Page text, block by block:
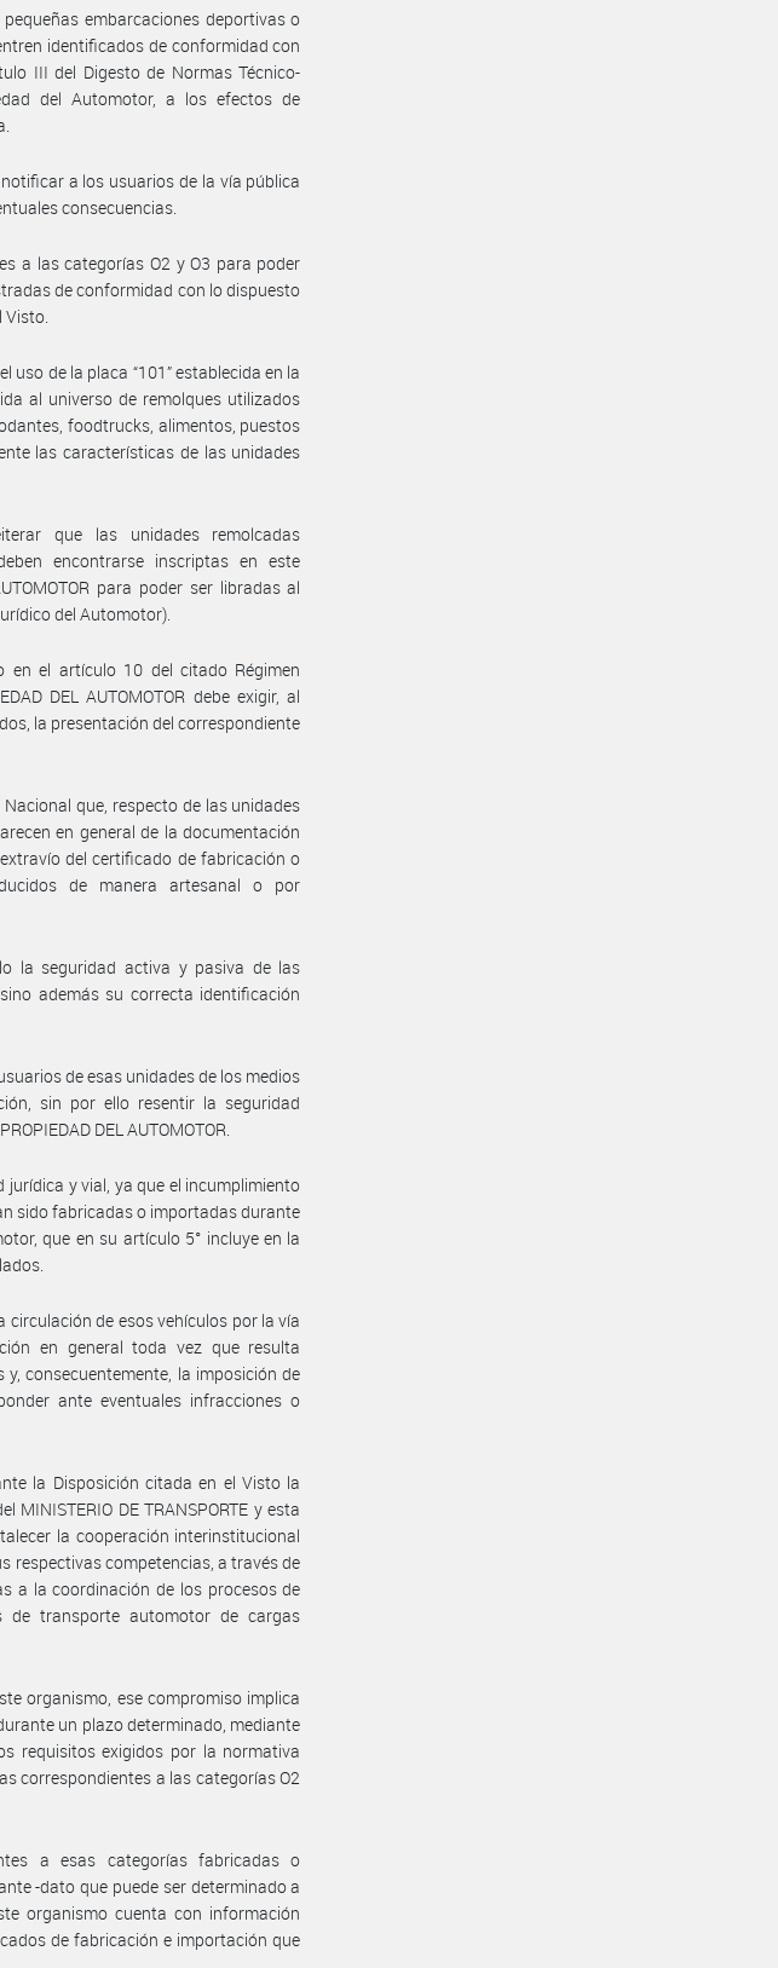
embarcaciones deportivas o
identificados de conformidad con
III del Digesto de Normas Técnico-
del Automotor, a los efectos de
a los usuarios de la vía pública
consecuencias.
a las categorías O2 y O3 para poder
de conformidad con lo dispuesto
Visto.
uso de la placa “101” establecida en la
al universo de remolques utilizados
foodtrucks, alimentos, puestos
las características de las unidades
que las unidades remolcadas
encontrarse inscriptas en este
para poder ser libradas al
del Automotor).
en el artículo 10 del citado Régimen
DEL AUTOMOTOR debe exigir, al
la presentación del correspondiente
que, respecto de las unidades
en general de la documentación
del certificado de fabricación o
de manera artesanal o por
la seguridad activa y pasiva de las
además su correcta identificación
de esas unidades de los medios
sin por ello resentir la seguridad
DEL AUTOMOTOR.
y vial, ya que el incumplimiento
sido fabricadas o importadas durante
que en su artículo 5° incluye en la
circulación de esos vehículos por la vía
en general toda vez que resulta
consecuentemente, la imposición de
ante eventuales infracciones o
la Disposición citada en el Visto la
MINISTERIO DE TRANSPORTE y esta
la cooperación interinstitucional
respectivas competencias, a través de
a la coordinación de los procesos de
de transporte automotor de cargas
organismo, ese compromiso implica
un plazo determinado, mediante
requisitos exigidos por la normativa
correspondientes a las categorías O2
a esas categorías fabricadas o
-dato que puede ser determinado a
organismo cuenta con información
de fabricación e importación que